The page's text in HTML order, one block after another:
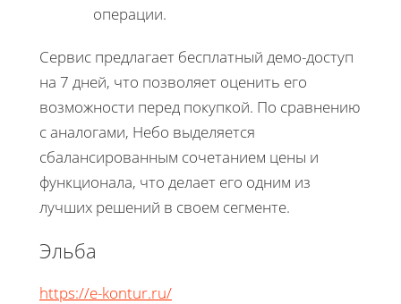
операции.
Сервис предлагает бесплатный демо-доступ
на 7 дней, что позволяет оценить его
возможности перед покупкой. По сравнению
с аналогами, Небо выделяется
сбалансированным сочетанием цены и
функционала, что делает его одним из
лучших решений в своем сегменте.
Эльба
https://e-kontur.ru/